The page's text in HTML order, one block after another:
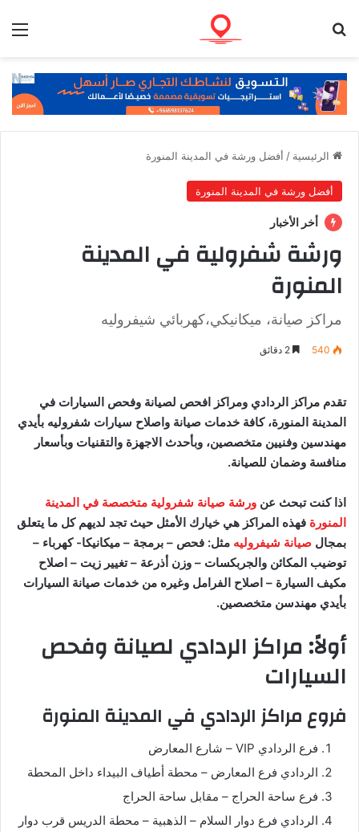
الرئيسية / أفضل ورشة في المدينة المنورة
أفضل ورشة في المدينة المنورة
أخر الأخبار
ورشة شفرولية في المدينة
المنورة
مراكز صيانة، ميكانيكي،كهربائي شيفروليه
540
تقدم مراكز الردادي ومراكز افحص لصيانة وفحص السيارات في
المدينة المنورة، كافة خدمات صيانة واصلاح سيارات شفروليه بأيدي
مهندسين وفنيين متخصصين، وبأحدث الاجهزة والتقنيات وبأسعار
منافسة وضمان للصيانة.
اذا كنت تبحث عن ورشة صيانة شفرولية متخصصة في المدينة
المنورة فهذه المراكز هي خيارك الأمثل حيث تجد لديهم كل ما يتعلق
بمجال صيانة شيفروليه مثل: فحص – برمجة – ميكانيكا- كهرباء –
توضيب المكائن والجربكسات – وزن أذرعة – تغيير زيت – اصلاح
مكيف السيارة – اصلاح الفرامل وغيره من خدمات صيانة السيارات
بأيدي مهندسن متخصصين.
أولاً: مراكز الردادي لصيانة وفحص
السيارات
فروع مراكز الردادي في المدينة المنورة
فرع الردادي VIP – شارع المعارض
الردادي فرع المعارض – محطة أطياف البيداء داخل المحطة
فرع ساحة الحراج – مقابل ساحة الحراج
الردادي فرع دوار السلام – الذهبية – محطة الدريس قرب دوار